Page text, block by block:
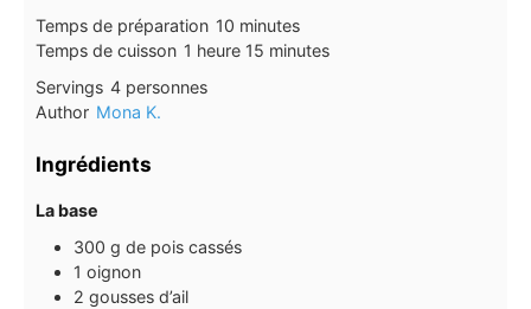
Temps de préparation 10minutes
minutes
Temps de cuisson 1 heure
heure 15minutes
minutes
Servings 4 personnes
Author Mona K.
Ingrédients
La base
300 g de pois cassés
1 oignon
2 gousses d’ail